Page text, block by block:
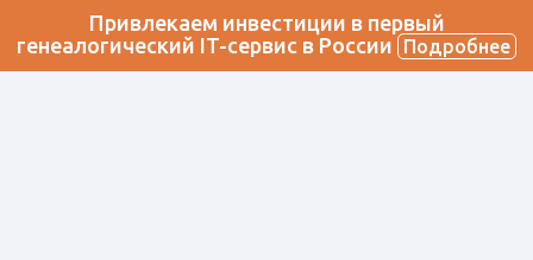
Привлекаем инвестиции в первый
генеалогический IT-сервис в России
Подробнее